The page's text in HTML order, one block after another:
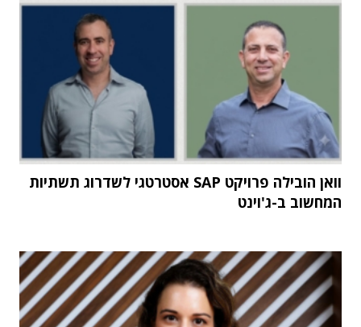
וואן הובילה פרויקט SAP אסטרטגי לשדרוג תשתיות
המחשוב ב-ג'וינט